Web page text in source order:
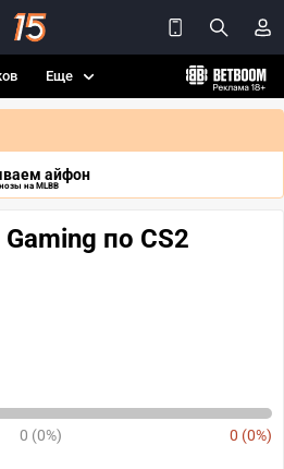
Еще
айфон
на MLBB
по CS2
0 (0%) 0 (0%)